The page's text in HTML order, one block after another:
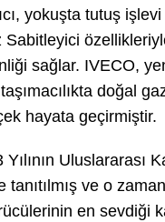
yokuşta tutuş
Sabitleyici
sağlar. IVECO,
doğal
hayata geçirmiştir.
Uluslararası
tanıtılmış ve o
en sevdiği